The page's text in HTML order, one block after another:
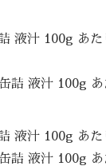
液汁 100g あた
詰 液汁 100g
液汁 100g あた
詰 液汁 100g